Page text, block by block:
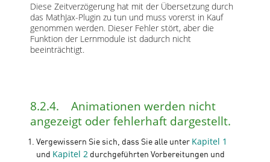
Diese Zeitverzögerung hat mit der Übersetzung durch
das MathJax-Plugin zu tun und muss vorerst in Kauf
genommen werden. Dieser Fehler stört, aber die
Funktion der Lernmodule ist dadurch nicht
beeinträchtigt.
8.2.4. Animationen werden nicht
angezeigt oder fehlerhaft dargestellt.
Vergewissern Sie sich, dass Sie alle unter Kapitel 1
und Kapitel 2 durchgeführten Vorbereitungen und